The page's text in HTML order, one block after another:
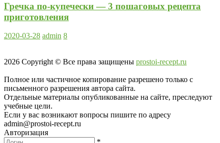
Гречка по-купечески — 3 пошаговых рецепта
приготовления
2020-03-28 admin 8
2026 Copyright © Все права защищены prostoi-recept.ru
Полное или частичное копирование разрешено только с
письменного разрешения автора сайта.
Отдельные материалы опубликованные на сайте, преследуют
учебные цели.
Если у вас возникают вопросы пишите по адресу
admin@prostoi-recept.ru
Авторизация